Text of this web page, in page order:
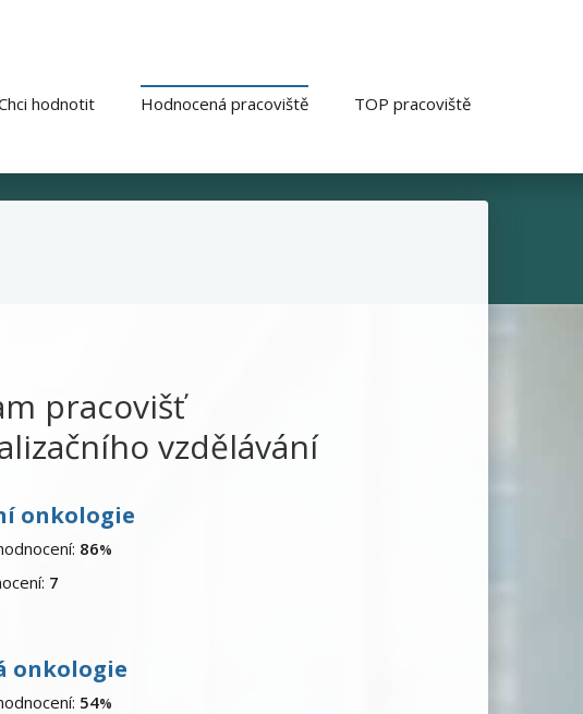
hodnotit Hodnocená pracoviště TOP pracoviště
pracovišť
vzdělávání
onkologie
86%
7
onkologie
54%